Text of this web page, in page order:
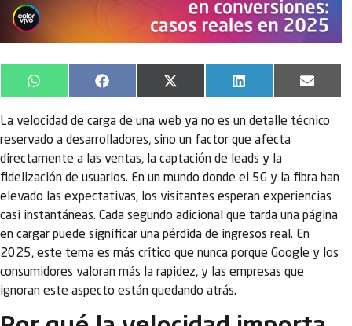
WhatsApp Facebook
X
(Twitter)
LinkedIn Email
La velocidad de carga de una web ya no es un detalle técnico
reservado a desarrolladores, sino un factor que afecta
directamente a las ventas, la captación de leads y la
fidelización de usuarios. En un mundo donde el 5G y la fibra han
elevado las expectativas, los visitantes esperan experiencias
casi instantáneas. Cada segundo adicional que tarda una página
en cargar puede significar una pérdida de ingresos real. En
2025, este tema es más crítico que nunca porque Google y los
consumidores valoran más la rapidez, y las empresas que
ignoran este aspecto están quedando atrás.